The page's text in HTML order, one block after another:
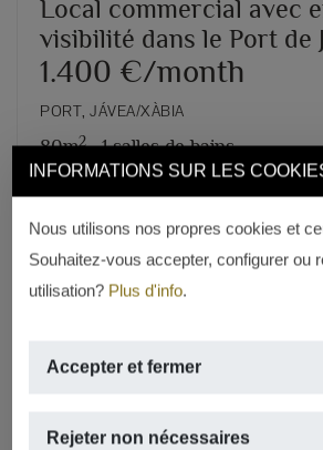
INFORMATIONS SUR LES
Nous utilisons nos propres cookies et
Souhaitez-vous accepter, configurer ou
utilisation? Plus d'info.
Accepter et fermer
Rejeter non nécessaires
Local commercial avec
visibilité dans le Port de
1.400 €/month
PORT, JÁVEA/XÀBIA
80m2, 1 salles de bains
Previous